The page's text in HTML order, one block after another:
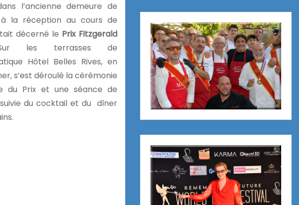
l’ancienne demeure de
à la réception au cours de
décerné le Prix Fitzgerald
les terrasses de
Hôtel Belles Rives, en
s’est déroulé la cérémonie
du Prix et une séance de
du cocktail et du dîner